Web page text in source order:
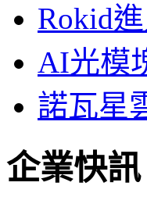
Rokid
AI光模
諾瓦星
企業快訊